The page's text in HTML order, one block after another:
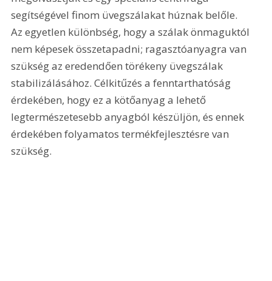
segítségével finom üvegszálakat húznak belőle.
Az egyetlen különbség, hogy a szálak önmaguktól
nem képesek összetapadni; ragasztóanyagra van
szükség az eredendően törékeny üvegszálak
stabilizálásához. Célkitűzés a fenntarthatóság
érdekében, hogy ez a kötőanyag a lehető
legtermészetesebb anyagból készüljön, és ennek
érdekében folyamatos termékfejlesztésre van
szükség.